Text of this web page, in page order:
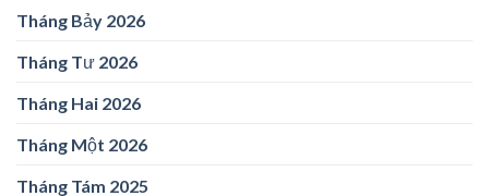
Tháng Bảy 2026
Tháng Tư 2026
Tháng Hai 2026
Tháng Một 2026
Tháng Tám 2025